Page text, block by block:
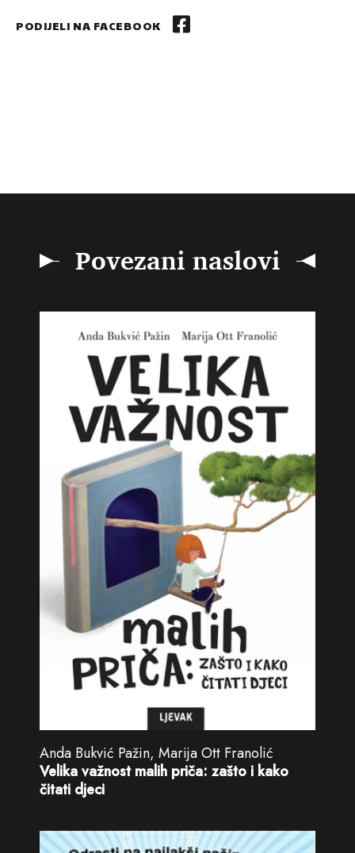
PODIJELI NA FACEBOOK
Povezani naslovi
Anda Bukvić Pažin, Marija Ott Franolić
Velika važnost malih priča: zašto i kako
čitati djeci